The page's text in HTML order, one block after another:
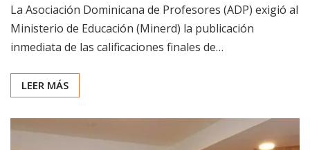
La Asociación Dominicana de Profesores (ADP) exigió al
Ministerio de Educación (Minerd) la publicación
inmediata de las calificaciones finales de…
LEER MÁS